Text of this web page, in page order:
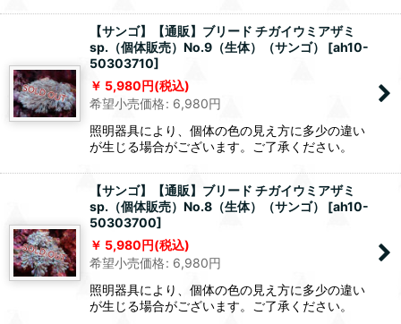
【サンゴ】【通販】ブリード チガイウミアザミ
sp.（個体販売）No.9（生体）（サンゴ）
[ah10-
50303710]
5,980円(税込)
希望小売価格: 6,980円
照明器具により、個体の色の見え方に多少の違い
が生じる場合がございます。ご了承ください。
【サンゴ】【通販】ブリード チガイウミアザミ
sp.（個体販売）No.8（生体）（サンゴ）
[ah10-
50303700]
5,980円(税込)
希望小売価格: 6,980円
照明器具により、個体の色の見え方に多少の違い
が生じる場合がございます。ご了承ください。